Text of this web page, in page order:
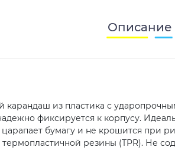
Описание
из пластика с
фиксируется к корпусу.
бумагу и не крошится при
резины (TPR). Не